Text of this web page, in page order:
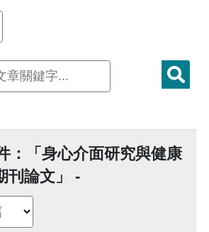
：「身心介面研究與健康
刊論文」 -